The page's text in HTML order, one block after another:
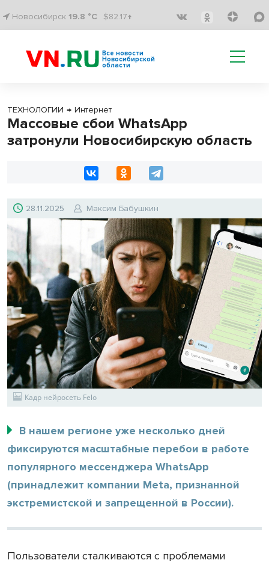
Новосибирск 19.8 °C $82.17↑
Все новости
Новосибирской
области
ТЕХНОЛОГИИ → Интернет
Массовые сбои WhatsApp
затронули Новосибирскую область
28.11.2025 Максим Бабушкин
Кадр нейросеть Felo
В нашем регионе уже несколько дней
фиксируются масштабные перебои в работе
популярного мессенджера WhatsApp
(принадлежит компании Meta, признанной
экстремистской и запрещенной в России).
Пользователи сталкиваются с проблемами